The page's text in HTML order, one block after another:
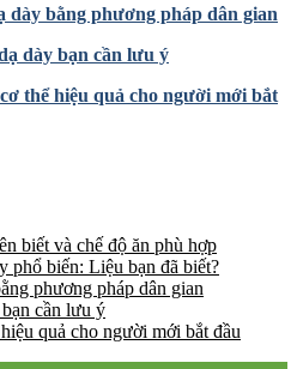
dày bằng phương pháp dân gian
dày bạn cần lưu ý
thể hiệu quả cho người mới bắt
biết và chế độ ăn phù hợp
phổ biến: Liệu bạn đã biết?
phương pháp dân gian
cần lưu ý
quả cho người mới bắt đầu